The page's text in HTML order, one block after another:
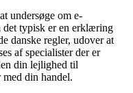
undersøge om e-
det typisk er en erklæring
danske regler, udover at
af specialister der er
din lejlighed til
med din handel.